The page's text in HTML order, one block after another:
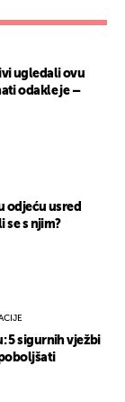
ugledali ovu
odakle je –
odjeću usred
se s njim?
5 sigurnih vježbi